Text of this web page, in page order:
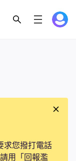
求您撥打電話
用「回報濫